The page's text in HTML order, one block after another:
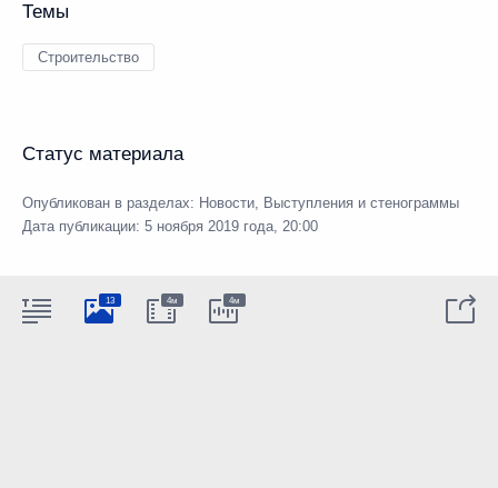
Темы
Строительство
Статус материала
Опубликован в разделах: Новости, Выступления и стенограммы
Дата публикации: 5 ноября 2019 года, 20:00
13 4м 4м